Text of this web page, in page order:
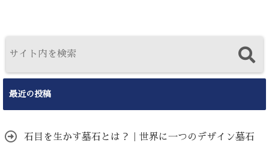
最近の投稿
石目を生かす墓石とは？｜世界に一つのデザイン墓石